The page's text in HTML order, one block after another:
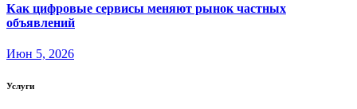
Как цифровые сервисы меняют рынок частных
объявлений
Июн 5, 2026
Услуги